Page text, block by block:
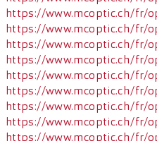
https://www.mcoptic.ch/fr/
https://www.mcoptic.ch/fr/
https://www.mcoptic.ch/fr/
https://www.mcoptic.ch/fr/
https://www.mcoptic.ch/fr/
https://www.mcoptic.ch/fr/
https://www.mcoptic.ch/fr/
https://www.mcoptic.ch/fr/
https://www.mcoptic.ch/fr/